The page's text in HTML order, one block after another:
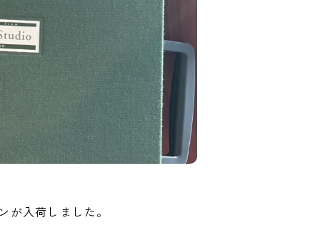
入荷しました。